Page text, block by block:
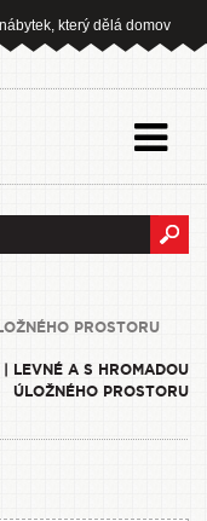
který dělá domov
PROSTORU
LEVNÉ A S HROMADOU
ÚLOŽNÉHO PROSTORU